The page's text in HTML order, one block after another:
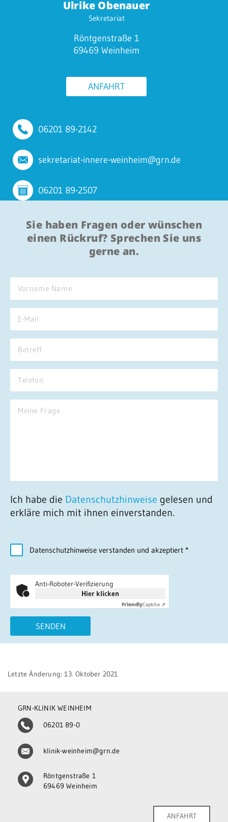
06201 89-2142
sekretariat-innere-weinheim@grn.de
06201 89-2507
Ulrike Obenauer
Sekretariat
Röntgenstraße 1
69469 Weinheim
ANFAHRT
Sie haben Fragen oder wünschen
einen Rückruf? Sprechen Sie uns
gerne an.
Ich habe die Datenschutzhinweise gelesen und
erkläre mich mit ihnen einverstanden.
Datenschutzhinweise verstanden und akzeptiert *
Anti-Roboter-Verifizierung
Hier klicken
FriendlyCaptcha ⇗
SENDEN
Letzte Änderung: 13. Oktober 2021
GRN-KLINIK WEINHEIM
06201 89-0
klinik-weinheim@grn.de
Röntgenstraße 1
69469 Weinheim
ANFAHRT